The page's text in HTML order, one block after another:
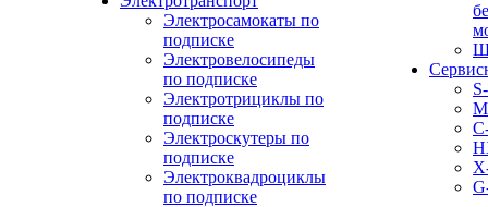
Электросамокаты по
подписке
Электровелосипеды
по подписке
Электротрициклы по
подписке
Электроскутеры по
подписке
Электроквадроциклы
по подписке